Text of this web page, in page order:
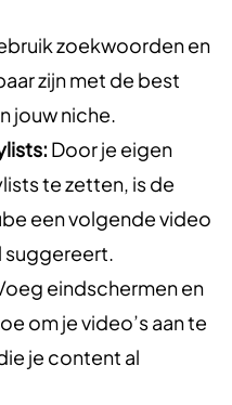
zoekwoorden en
zijn met de best
jouw niche.
Door je eigen
te zetten, is de
een volgende video
suggereert.
eindschermen en
om je video’s aan te
je content al